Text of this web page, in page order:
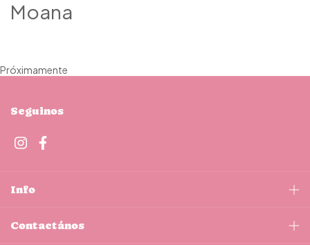
Moana
Próximamente
Seguinos
Info
Contactános